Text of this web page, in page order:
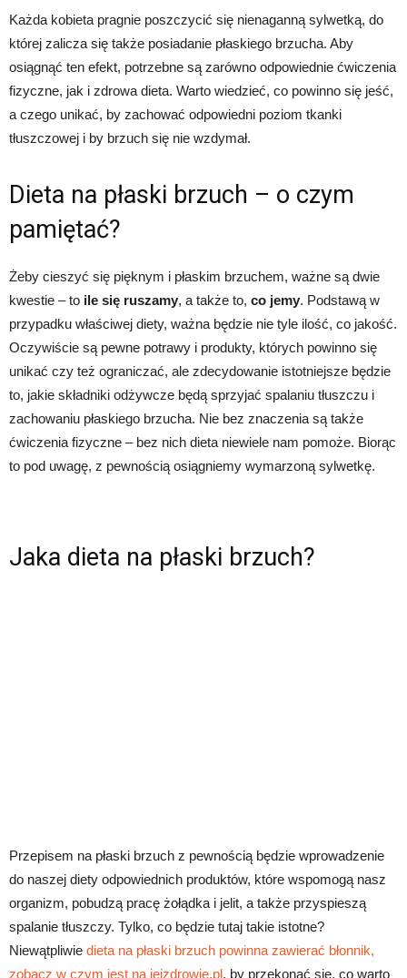
Każda kobieta pragnie poszczycić się nienaganną sylwetką, do
której zalicza się także posiadanie płaskiego brzucha. Aby
osiągnąć ten efekt, potrzebne są zarówno odpowiednie ćwiczenia
fizyczne, jak i zdrowa dieta. Warto wiedzieć, co powinno się jeść,
a czego unikać, by zachować odpowiedni poziom tkanki
tłuszczowej i by brzuch się nie wzdymał.
Dieta na płaski brzuch – o czym
pamiętać?
Żeby cieszyć się pięknym i płaskim brzuchem, ważne są dwie
kwestie – to ile się ruszamy, a także to, co jemy. Podstawą w
przypadku właściwej diety, ważna będzie nie tyle ilość, co jakość.
Oczywiście są pewne potrawy i produkty, których powinno się
unikać czy też ograniczać, ale zdecydowanie istotniejsze będzie
to, jakie składniki odżywcze będą sprzyjać spalaniu tłuszczu i
zachowaniu płaskiego brzucha. Nie bez znaczenia są także
ćwiczenia fizyczne – bez nich dieta niewiele nam pomoże. Biorąc
to pod uwagę, z pewnością osiągniemy wymarzoną sylwetkę.
Jaka dieta na płaski brzuch?
Przepisem na płaski brzuch z pewnością będzie wprowadzenie
do naszej diety odpowiednich produktów, które wspomogą nasz
organizm, pobudzą pracę żołądka i jelit, a także przyspieszą
spalanie tłuszczy. Tylko, co będzie tutaj takie istotne?
Niewątpliwie dieta na płaski brzuch powinna zawierać błonnik,
zobacz w czym jest na jejzdrowie.pl, by przekonać się, co warto